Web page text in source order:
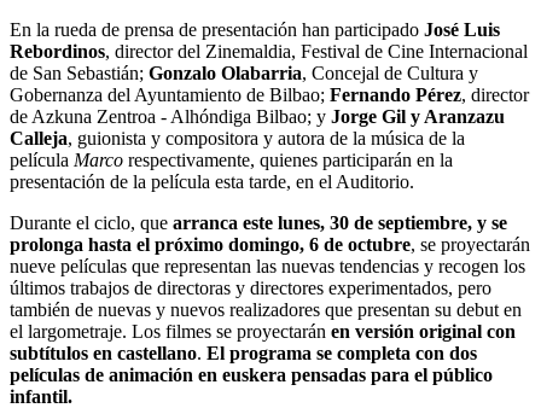
En la rueda de prensa de presentación han participado José Luis
Rebordinos, director del Zinemaldia, Festival de Cine Internacional
de San Sebastián; Gonzalo Olabarria, Concejal de Cultura y
Gobernanza del Ayuntamiento de Bilbao; Fernando Pérez, director
de Azkuna Zentroa - Alhóndiga Bilbao; y Jorge Gil y Aranzazu
Calleja, guionista y compositora y autora de la música de la
película Marco respectivamente, quienes participarán en la
presentación de la película esta tarde, en el Auditorio.
Durante el ciclo, que arranca este lunes, 30 de septiembre, y se
prolonga hasta el próximo domingo, 6 de octubre, se proyectarán
nueve películas que representan las nuevas tendencias y recogen los
últimos trabajos de directoras y directores experimentados, pero
también de nuevas y nuevos realizadores que presentan su debut en
el largometraje. Los filmes se proyectarán en versión original con
subtítulos en castellano. El programa se completa con dos
películas de animación en euskera pensadas para el público
infantil.